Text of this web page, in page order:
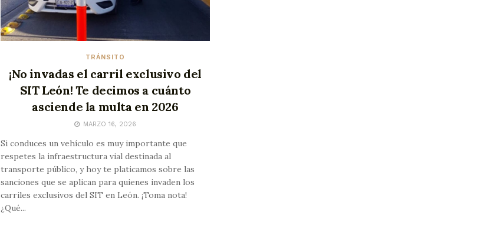
TRÁNSITO
¡No invadas el carril exclusivo del
SIT León! Te decimos a cuánto
asciende la multa en 2026
MARZO 16, 2026
Si conduces un vehículo es muy importante que
respetes la infraestructura vial destinada al
transporte público, y hoy te platicamos sobre las
sanciones que se aplican para quienes invaden los
carriles exclusivos del SIT en León. ¡Toma nota!
¿Qué...